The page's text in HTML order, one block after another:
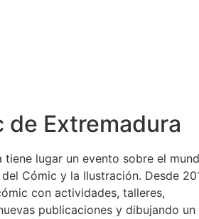
de Extremadura
tiene lugar un evento sobre el
Cómic y la Ilustración. Desde
con actividades, talleres,
publicaciones y dibujando un